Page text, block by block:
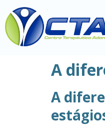
A
A